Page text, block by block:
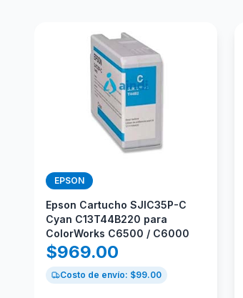
EPSON
Epson Cartucho SJIC35P-C
Cyan C13T44B220 para
ColorWorks C6500 / C6000
$969.00
Costo de envío: $99.00